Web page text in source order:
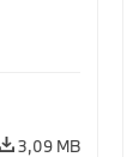
3,09 MB